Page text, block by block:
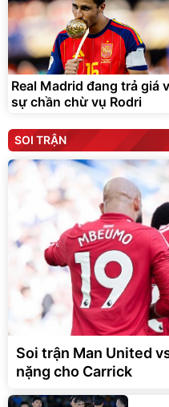
Real Madrid đang trả giá
sự chần chừ vụ Rodri
SOI TRẬN
Soi trận Man United
nặng cho Carrick